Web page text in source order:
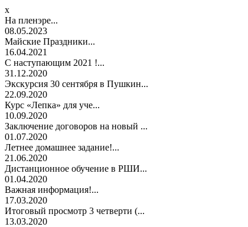
x
На пленэре...
08.05.2023
Майские Праздники...
16.04.2021
С наступающим 2021 !...
31.12.2020
Экскурсия 30 сентября в Пушкин...
22.09.2020
Курс «Лепка» для уче...
10.09.2020
Заключение договоров на новый ...
01.07.2020
Летнее домашнее задание!...
21.06.2020
Дистанционное обучение в РШИ...
01.04.2020
Важная информация!...
17.03.2020
Итоговый просмотр 3 четверти (...
13.03.2020